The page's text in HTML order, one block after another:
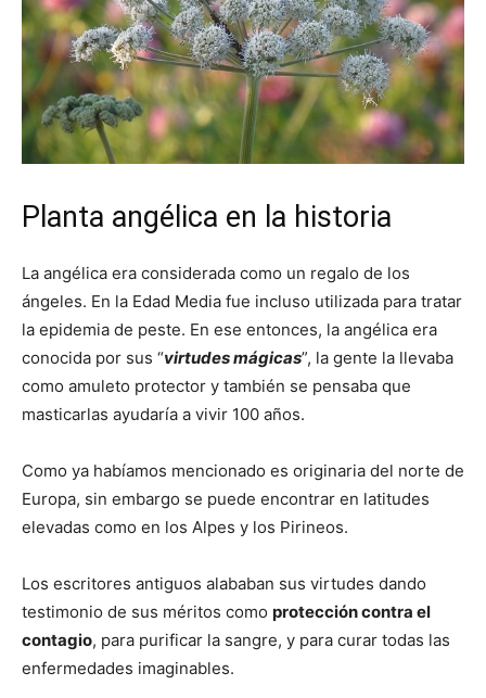
Planta angélica en la historia
La angélica era considerada como un regalo de los
ángeles. En la Edad Media fue incluso utilizada para tratar
la epidemia de peste. En ese entonces, la angélica era
conocida por sus “virtudes mágicas”, la gente la llevaba
como amuleto protector y también se pensaba que
masticarlas ayudaría a vivir 100 años.
Como ya habíamos mencionado es originaria del norte de
Europa, sin embargo se puede encontrar en latitudes
elevadas como en los Alpes y los Pirineos.
Los escritores antiguos alababan sus virtudes dando
testimonio de sus méritos como protección contra el
contagio, para purificar la sangre, y para curar todas las
enfermedades imaginables.